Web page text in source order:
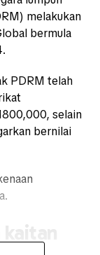
melakukan
bermula
PDRM telah
selain
bernilai